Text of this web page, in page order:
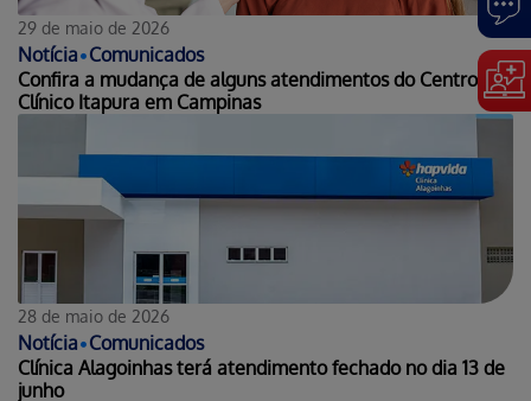
Notícia•Comunicados
29 de maio de 2026
Confira a mudança de alguns atendimentos do Centro
Clínico Itapura em Campinas
Notícia•Comunicados
28 de maio de 2026
Clínica Alagoinhas terá atendimento fechado no dia 13 de
junho